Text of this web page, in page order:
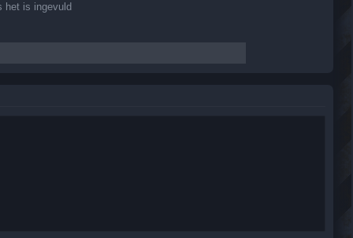
het is ingevuld